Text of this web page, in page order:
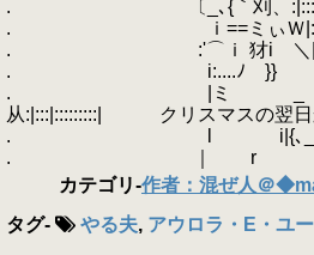
. 〔_､{｀刈、:|::::|::::::/
. ｉ==ミぃＷ|::::|:::/
. :'⌒ｉ 犲i ＼|:::::::_/
. i:....ﾉ }} ヽイ}`ﾒ
. |ミ _ =
从:|:::|:::::::::| クリスマスの翌日
. l i|{､_ '⌒ｉ 狐
. ｜ r ﾐ{:.....ﾉ
カテゴリ-作者：混ぜ人＠
タグ- やる夫, アウロラ・E・ユ